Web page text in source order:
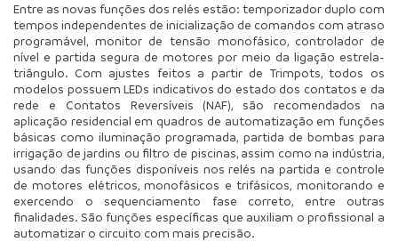
Entre as novas funções dos relés estão: temporizador duplo com
tempos independentes de inicialização de comandos com atraso
programável, monitor de tensão monofásico, controlador de
nível e partida segura de motores por meio da ligação estrela-
triângulo. Com ajustes feitos a partir de Trimpots, todos os
modelos possuem LEDs indicativos do estado dos contatos e da
rede e Contatos Reversíveis (NAF), são recomendados na
aplicação residencial em quadros de automatização em funções
básicas como iluminação programada, partida de bombas para
irrigação de jardins ou filtro de piscinas, assim como na indústria,
usando das funções disponíveis nos relés na partida e controle
de motores elétricos, monofásicos e trifásicos, monitorando e
exercendo o sequenciamento fase correto, entre outras
finalidades. São funções específicas que auxiliam o profissional a
automatizar o circuito com mais precisão.